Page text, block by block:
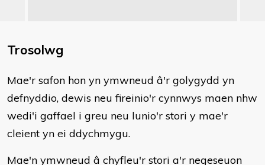
Trosolwg
​Mae'r safon hon yn ymwneud â'r golygydd yn
defnyddio, dewis neu fireinio'r cynnwys maen nhw
wedi'i gaffael i greu neu lunio'r stori y mae'r
cleient yn ei ddychmygu.
Mae'n ymwneud â chyfleu'r stori a'r negeseuon